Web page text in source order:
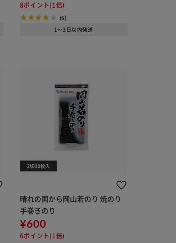
8ポイント(1倍)
(6)
1～3日以内発送
晴れの国から岡山若のり 焼のり
手巻きのり
¥600
6ポイント(1倍)